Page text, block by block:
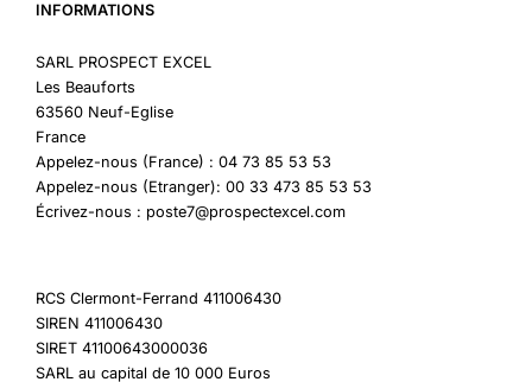
INFORMATIONS
SARL PROSPECT EXCEL
Les Beauforts
63560 Neuf-Eglise
France
Appelez-nous (France) : 04 73 85 53 53
Appelez-nous (Etranger): 00 33 473 85 53 53
Écrivez-nous : poste7@prospectexcel.com
RCS Clermont-Ferrand 411006430
SIREN 411006430
SIRET 41100643000036
SARL au capital de 10 000 Euros